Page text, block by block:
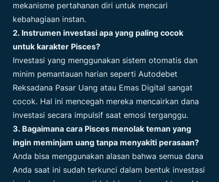
mekanisme pertahanan diri untuk mencari
kebahagiaan instan.
2. Instrumen investasi apa yang paling cocok
untuk karakter Pisces?
Investasi yang menggunakan sistem otomatis dan
minim pemantauan harian seperti Autodebet
Reksadana Pasar Uang atau Emas Digital sangat
cocok. Hal ini mencegah mereka mencairkan dana
investasi secara impulsif saat emosi terganggu.
3. Bagaimana cara Pisces menolak teman yang
ingin meminjam uang tanpa menyakiti perasaan?
Anda bisa menggunakan alasan bahwa semua dana
Anda saat ini sudah terkunci dalam bentuk investasi